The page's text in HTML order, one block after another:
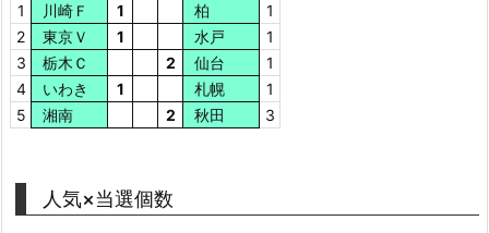
1
川崎Ｆ 1 柏
1
2
東京Ｖ 1 水戸
1
3
栃木Ｃ 2 仙台
1
4
いわき 1 札幌
1
5
湘南 2 秋田 3
人気×当選個数